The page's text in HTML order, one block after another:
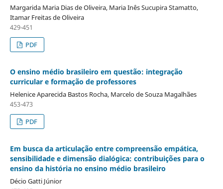
Margarida Maria Dias de Oliveira, Maria Inês Sucupira Stamatto,
Itamar Freitas de Oliveira
429-451
PDF
O ensino médio brasileiro em questão: integração
curricular e formação de professores
Helenice Aparecida Bastos Rocha, Marcelo de Souza Magalhães
453-473
PDF
Em busca da articulação entre compreensão empática,
sensibilidade e dimensão dialógica: contribuições para o
ensino da história no ensino médio brasileiro
Décio Gatti Júnior